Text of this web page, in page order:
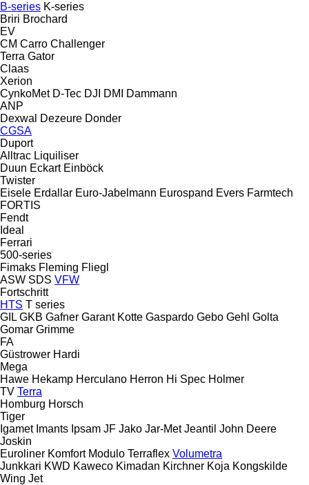
B-series K-series
Briri Brochard
EV
CM Carro Challenger
Terra Gator
Claas
Xerion
CynkoMet D-Tec DJI DMI
Dammann
ANP
Dexwal
Dezeure Donder
CGSA
Duport
Alltrac Liquiliser
Duun Eckart Einböck
Twister
Eisele Erdallar Euro-Jabelmann Eurospand Evers Farmtech
FORTIS
Fendt
Ideal
Ferrari
500-series
Fimaks Fleming Fliegl
ASW SDS VFW
Fortschritt
HTS T series
GIL GKB Gafner Garant Kotte Gaspardo Gebo Gehl Golta
Gomar Grimme
FA
Güstrower Hardi
Mega
Hawe Hekamp Herculano Herron Hi Spec Holmer
TV Terra
Homburg Horsch
Tiger
Igamet Imants Ipsam JF Jako Jar-Met Jeantil John Deere
Joskin
Euroliner Komfort Modulo Terraflex Volumetra
Junkkari KWD Kaweco Kimadan Kirchner Koja Kongskilde
Wing Jet